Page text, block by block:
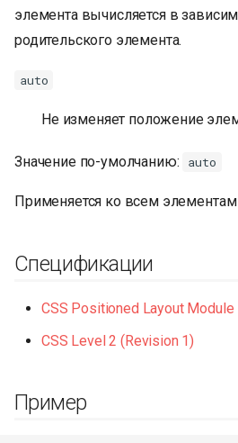
элемента вычисляется в
родительского элемента.
auto
Не изменяет положение
Значение по-умолчанию: auto
Применяется ко всем элементам
Спецификации
CSS Positioned Layout Module
CSS Level 2 (Revision 1)
Пример